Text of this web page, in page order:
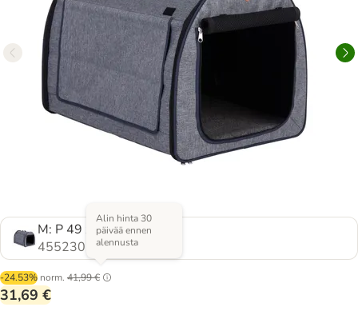
M: P 49 x L 65 x K 50 cm
455230.2
-24.53% norm. 41,99 €
Alin hinta 30
päivää ennen
alennusta
31,69 €